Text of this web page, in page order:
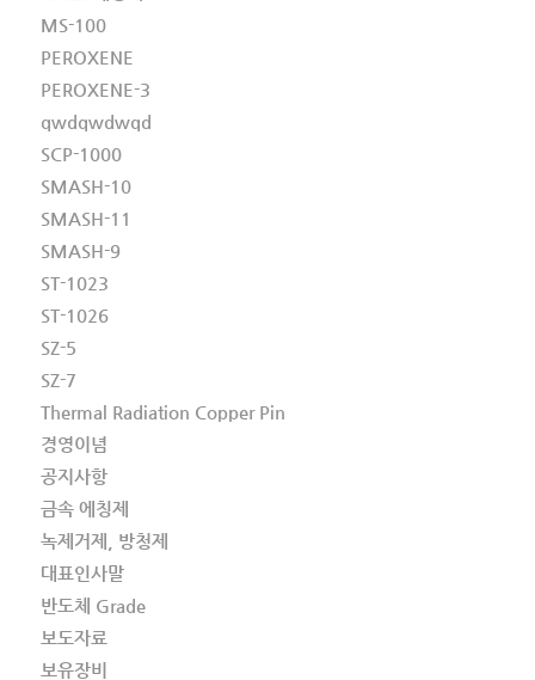
MS-100
PEROXENE
PEROXENE-3
qwdqwdwqd
SCP-1000
SMASH-10
SMASH-11
SMASH-9
ST-1023
ST-1026
SZ-5
SZ-7
Thermal Radiation Copper Pin
경영이념
공지사항
금속 에칭제
녹제거제, 방청제
대표인사말
반도체 Grade
보도자료
보유장비